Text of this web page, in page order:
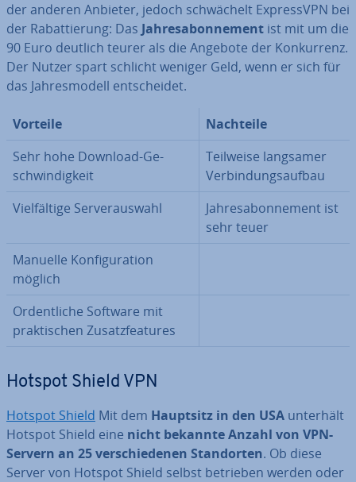
der anderen Anbieter, jedoch schwä­chelt Ex­pressVPN bei
der Ra­bat­tie­rung: Das Jah­res­abon­ne­ment ist mit um die
90 Euro deutlich teurer als die Angebote der Kon­kur­renz.
Der Nutzer spart schlicht weniger Geld, wenn er sich für
das Jah­res­mo­dell ent­schei­det.
Vorteile
Nachteile
Sehr hohe Download-Ge­
schwin­dig­keit
Teilweise langsamer
Ver­bin­dungs­auf­bau
Viel­fäl­ti­ge Ser­ver­aus­wahl
Jah­res­abon­ne­ment ist
sehr teuer
Manuelle Kon­fi­gu­ra­ti­on
möglich
Or­dent­li­che Software mit
prak­ti­schen Zu­satz­fea­tures
Hotspot Shield VPN
Hotspot Shield Mit dem Hauptsitz in den USA unterhält
Hotspot Shield eine nicht bekannte Anzahl von VPN-
Servern an 25 ver­schie­de­nen Stand­or­ten. Ob diese
Server von Hotspot Shield selbst betrieben werden oder